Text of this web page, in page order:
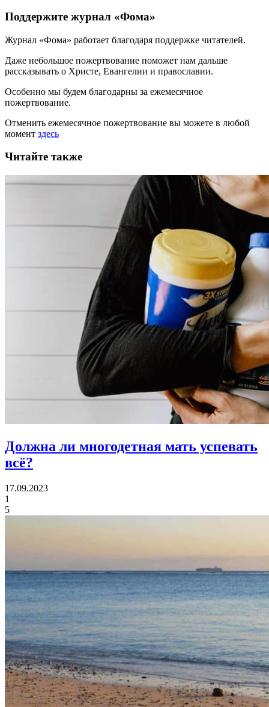
Поддержите журнал «Фома»
Журнал «Фома» работает благодаря поддержке читателей.
Даже небольшое пожертвование поможет нам дальше
рассказывать о Христе, Евангелии и православии.
Особенно мы будем благодарны за ежемесячное
пожертвование.
Отменить ежемесячное пожертвование вы можете в любой
момент здесь
Читайте также
Должна ли многодетная мать успевать
всё?
17.09.2023
1
5